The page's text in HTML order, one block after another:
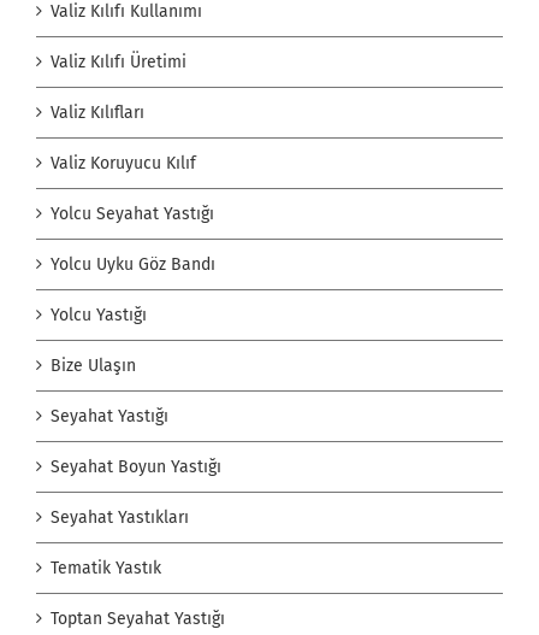
Valiz Kılıfı Kullanımı
Valiz Kılıfı Üretimi
Valiz Kılıfları
Valiz Koruyucu Kılıf
Yolcu Seyahat Yastığı
Yolcu Uyku Göz Bandı
Yolcu Yastığı
Bize Ulaşın
Seyahat Yastığı
Seyahat Boyun Yastığı
Seyahat Yastıkları
Tematik Yastık
Toptan Seyahat Yastığı